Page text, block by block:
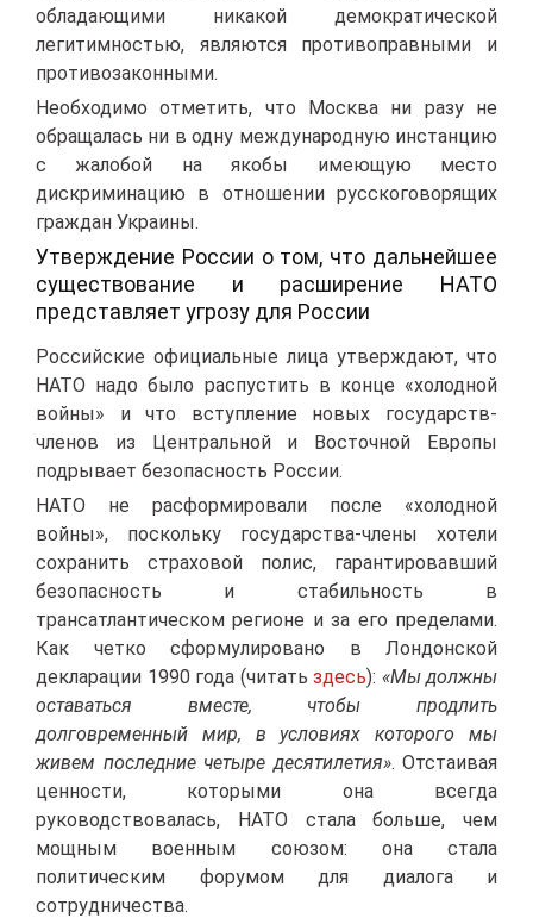
обладающими никакой демократической
легитимностью, являются противоправными и
противозаконными.
Необходимо отметить, что Москва ни разу не
обращалась ни в одну международную инстанцию
с жалобой на якобы имеющую место
дискриминацию в отношении русскоговорящих
граждан Украины.
Утверждение России о том, что дальнейшее
существование и расширение НАТО
представляет угрозу для России
Российские официальные лица утверждают, что
НАТО надо было распустить в конце «холодной
войны» и что вступление новых государств-
членов из Центральной и Восточной Европы
подрывает безопасность России.
НАТО не расформировали после «холодной
войны», поскольку государства-члены хотели
сохранить страховой полис, гарантировавший
безопасность и стабильность в
трансатлантическом регионе и за его пределами.
Как четко сформулировано в Лондонской
декларации 1990 года (читать здесь): «Мы должны
оставаться вместе, чтобы продлить
долговременный мир, в условиях которого мы
живем последние четыре десятилетия». Отстаивая
ценности, которыми она всегда
руководствовалась, НАТО стала больше, чем
мощным военным союзом: она стала
политическим форумом для диалога и
сотрудничества.